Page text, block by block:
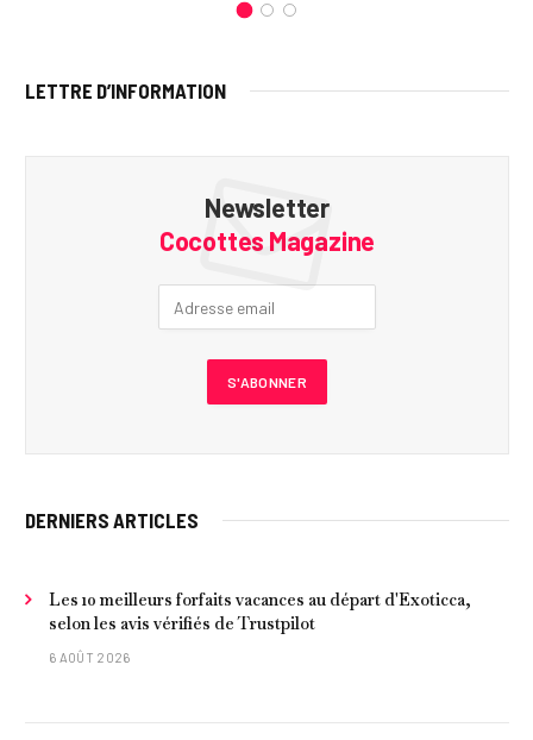
LETTRE D’INFORMATION
Newsletter
Cocottes Magazine
DERNIERS ARTICLES
Les 10 meilleurs forfaits vacances au départ d'Exoticca,
selon les avis vérifiés de Trustpilot
6 AOÛT 2026